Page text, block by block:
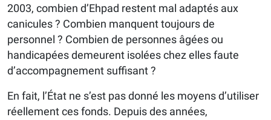
2003, combien d’Ehpad restent mal adaptés aux
canicules ? Combien manquent toujours de
personnel ? Combien de personnes âgées ou
handicapées demeurent isolées chez elles faute
d’accompagnement suffisant ?
En fait, l’État ne s’est pas donné les moyens d’utiliser
réellement ces fonds. Depuis des années,